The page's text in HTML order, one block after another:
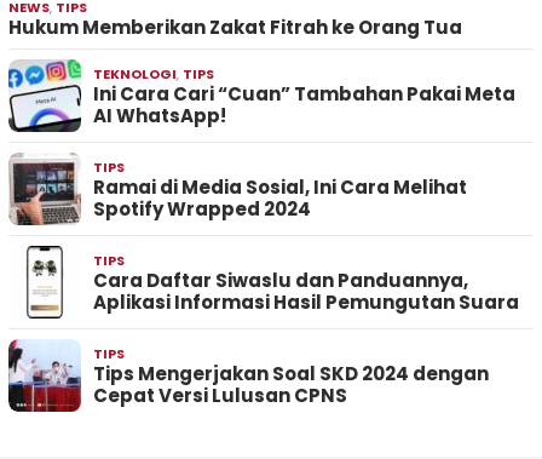
NEWS, TIPS
Hukum Memberikan Zakat Fitrah ke Orang Tua
TEKNOLOGI, TIPS
Ini Cara Cari “Cuan” Tambahan Pakai Meta
AI WhatsApp!
TIPS
Ramai di Media Sosial, Ini Cara Melihat
Spotify Wrapped 2024
TIPS
Cara Daftar Siwaslu dan Panduannya,
Aplikasi Informasi Hasil Pemungutan Suara
TIPS
Tips Mengerjakan Soal SKD 2024 dengan
Cepat Versi Lulusan CPNS